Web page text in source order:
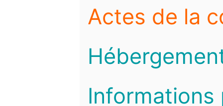
Actes de la
Informations